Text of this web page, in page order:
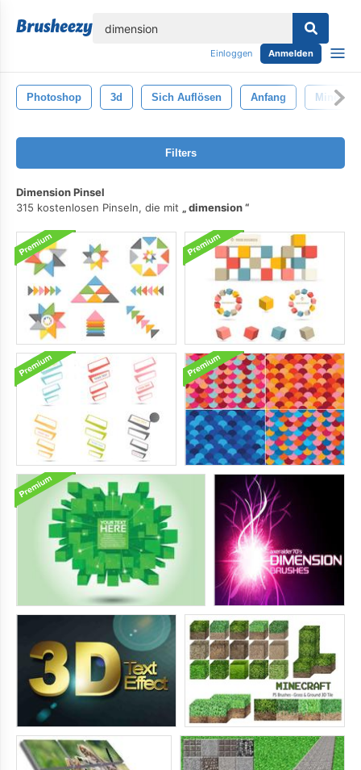
Einloggen Anmelden
Photoshop 3d Sich Auflösen Anfang Minecraft
Filters
Dimension Pinsel
315 kostenlosen Pinseln, die mit
dimension